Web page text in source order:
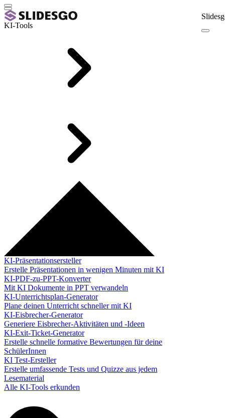
KI-Tools
KI-Präsentationsersteller
Erstelle Präsentationen in wenigen Minuten mit KI
KI-PDF-zu-PPT-Konverter
Mit KI Dokumente in PPT verwandeln
KI-Unterrichtsplan-Generator
Plane deinen Unterricht schneller mit KI
KI-Eisbrecher-Generator
Generiere Eisbrecher-Aktivitäten und -Ideen
KI-Exit-Ticket-Generator
Erstelle schnelle formative Bewertungen für deine
SchülerInnen
KI Test-Ersteller
Erstelle umfassende Tests und Quizze aus jedem
Lesematerial
Alle KI-Tools erkunden